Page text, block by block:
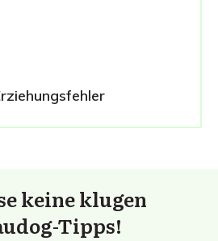
keine klugen
Tipps!